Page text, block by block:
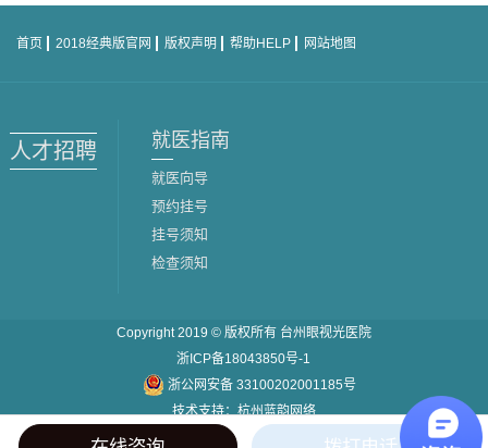
首页 2018经典版官网 版权声明 帮助HELP 网站地图
人才招聘 就医指南
就医向导
预约挂号
挂号须知
检查须知
Copyright 2019 © 版权所有 台州眼视光医院
浙ICP备18043850号-1
浙公网安备 33100202001185号
技术支持：杭州蓝韵网络